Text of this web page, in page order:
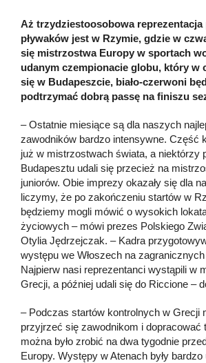
Aż trzydziestoosobowa reprezentacja
pływaków jest w Rzymie, gdzie w
się mistrzostwa Europy w sportach
udanym czempionacie globu, który w
się w Budapeszcie, biało-czerwoni
podtrzymać dobrą passę na finiszu
– Ostatnie miesiące są dla naszych
zawodników bardzo intensywne. Część
już w mistrzostwach świata, a niektórzy
Budapesztu udali się przecież na
juniorów. Obie imprezy okazały się dla
liczymy, że po zakończeniu startów w
będziemy mogli mówić o wysokich
życiowych – mówi prezes Polskiego
Otylia Jędrzejczak. – Kadra
występu we Włoszech na
Najpierw nasi reprezentanci wystąpili w
Grecji, a później udali się do Riccione –
– Podczas startów kontrolnych w Grecji
przyjrzeć się zawodnikom i dopracować
można było zrobić na dwa tygodnie
Europy. Występy w Atenach były bardzo